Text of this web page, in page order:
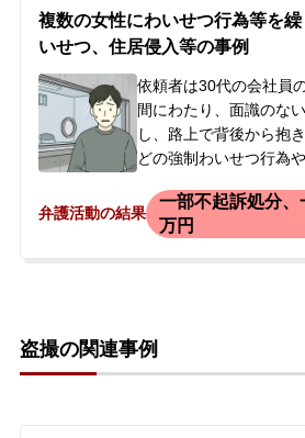
ちに解放されました。
漢の経験が複数回あり
からの処分を懸念され
に迅速に謝罪と被害弁
ら、当事務所へ相談に
複数の女性にわいせつ行為等を
いせつ、住居侵入等の事例
依頼者は30代の会社員
間にわたり、面識のな
し、路上で背後から抱
どの強制わいせつ行為
した。警察はこれらの
で、強制わいせつの容
し、身柄を警察署で拘
認したいとの思いから
相談され、弁護士が初
弁護活動の結果
一部不起訴処分
万円
盗撮の関連事例